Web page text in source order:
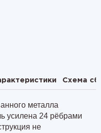
Схема
металла
усилена 24 рёбрами
не